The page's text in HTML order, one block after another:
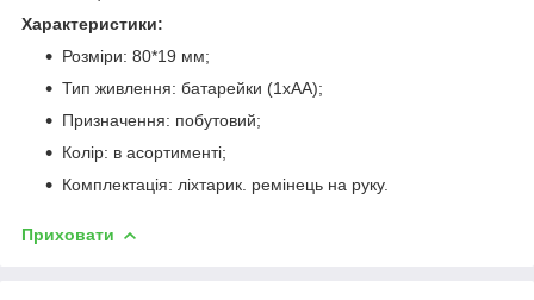
Характеристики:
Розміри: 80*19 мм;
Тип живлення: батарейки (1xAA);
Призначення: побутовий;
Колір: в асортименті;
Комплектація: ліхтарик. ремінець на руку.
Приховати